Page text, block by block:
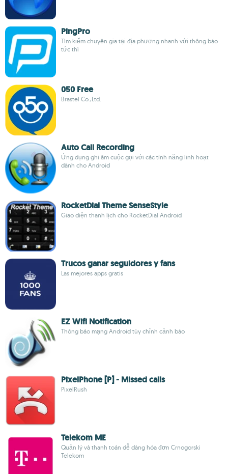
PingPro
Tìm kiếm chuyên gia tại địa phương nhanh với thông báo
tức thì
050 Free
Brastel Co.,Ltd.
Auto Call Recording
Ứng dụng ghi âm cuộc gọi với các tính năng linh hoạt
dành cho Android
RocketDial Theme SenseStyle
Giao diện thanh lịch cho RocketDial Android
Trucos ganar seguidores y fans
Las mejores apps gratis
EZ Wifi Notification
Thông báo mạng Android tùy chỉnh cảnh báo
PixelPhone [P] - Missed calls
PixelRush
Telekom ME
Quản lý và thanh toán dễ dàng hóa đơn Crnogorski
Telekom